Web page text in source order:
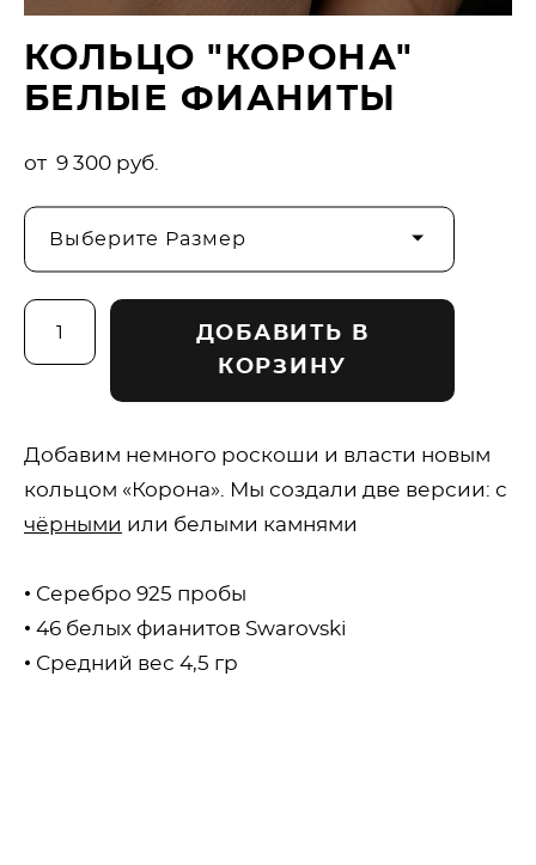
КОЛЬЦО "КОРОНА"
БЕЛЫЕ ФИАНИТЫ
от 9 300 pуб.
Выберите Размер
ДОБАВИТЬ В
КОРЗИНУ
Добавим немного роскоши и власти новым
кольцом «Корона». Мы создали две версии: с
чёрными или белыми камнями
• Серебро 925 пробы
• 46 белых фианитов Swarovski
• Средний вес 4,5 гр